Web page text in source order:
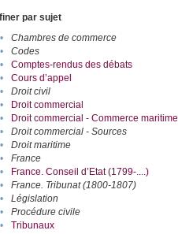
par sujet
•
Chambres de commerce
•
Codes
•
Comptes-rendus des débats
•
Cours d’appel
•
Droit civil
•
Droit commercial
•
Droit commercial - Commerce maritime
•
Droit commercial - Sources
•
Droit maritime
•
France
•
France. Conseil d’Etat (1799-....)
•
France. Tribunat (1800-1807)
•
Législation
•
Procédure civile
•
Tribunaux